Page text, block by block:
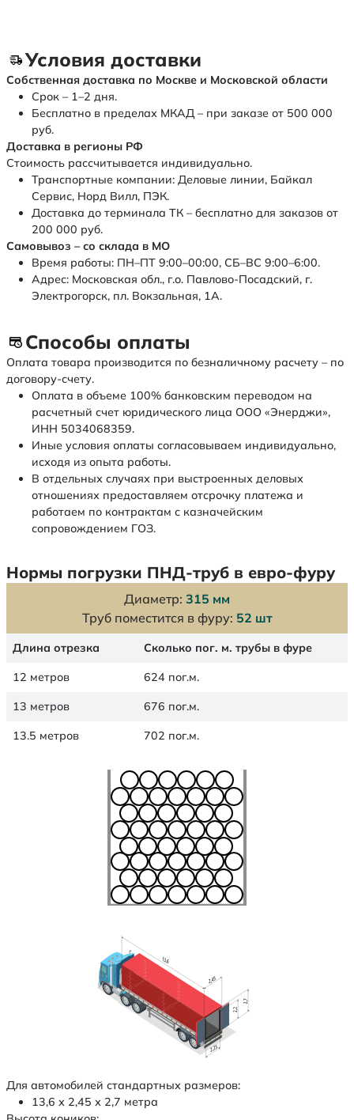
Условия доставки
Собственная доставка по Москве и Московской области
Срок – 1–2 дня.
Бесплатно в пределах МКАД – при заказе от 500 000
руб.
Доставка в регионы РФ
Стоимость рассчитывается индивидуально.
Транспортные компании: Деловые линии, Байкал
Сервис, Норд Вилл, ПЭК.
Доставка до терминала ТК – бесплатно для заказов от
200 000 руб.
Самовывоз – со склада в МО
Время работы: ПН–ПТ 9:00–00:00, СБ–ВС 9:00–6:00.
Адрес: Московская обл., г.о. Павлово-Посадский, г.
Электрогорск, пл. Вокзальная, 1А.
Способы оплаты
Оплата товара производится по безналичному расчету – по
договору-счету.
Оплата в объеме 100% банковским переводом на
расчетный счет юридического лица ООО «Энерджи»,
ИНН 5034068359.
Иные условия оплаты согласовываем индивидуально,
исходя из опыта работы.
В отдельных случаях при выстроенных деловых
отношениях предоставляем отсрочку платежа и
работаем по контрактам с казначейским
сопровождением ГОЗ.
Нормы погрузки ПНД-труб в евро-фуру
Диаметр: 315 мм
Труб поместится в фуру: 52 шт
Длина отрезка Сколько пог. м. трубы в фуре
12 метров 624 пог.м.
13 метров 676 пог.м.
13.5 метров 702 пог.м.
Для автомобилей стандартных размеров:
13,6 х 2,45 х 2,7 метра